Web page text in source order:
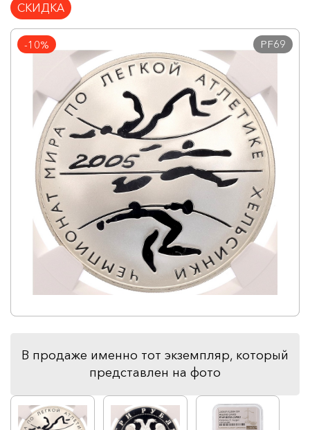
СКИДКА
-10% PF69
В продаже именно тот экземпляр, который
представлен на фото